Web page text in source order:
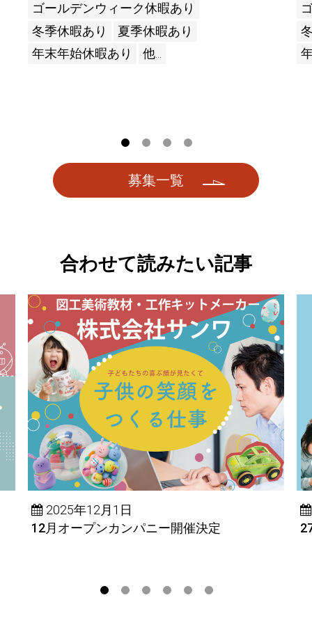
ゴールデンウィーク休暇あり
冬季休暇あり
夏季休暇あり
年末年始休暇あり
他...
募集一覧
合わせて読みたい記事
2025年12月1日
12月オープンカンパニー開催決定